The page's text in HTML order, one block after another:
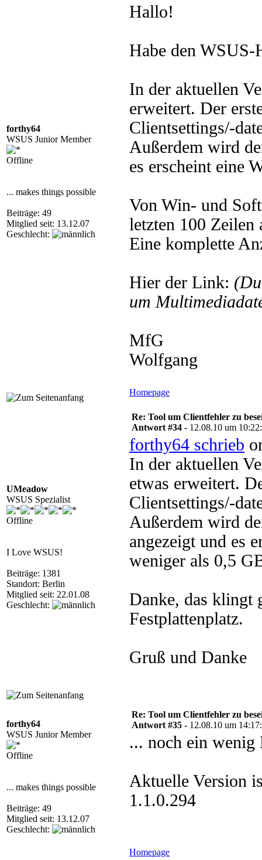
forthy64
WSUS Junior Member
Offline
... makes things possible
Beiträge: 49
Mitglied seit: 13.12.07
Geschlecht:
Hallo!
Habe den
In der aktuellen
erweitert. Der
Clientsettings/-
Außerdem wird
es erscheint eine
Von Win- und
letzten 100 Zeilen
Eine komplette
Hier der Link:
um
MfG
Wolfgang
Homepage
UMeadow
WSUS Spezialist
Offline
I Love WSUS!
Beiträge: 1381
Standort: Berlin
Mitglied seit: 22.01.08
Geschlecht:
Re: Tool um Clientfehler zu
Antwort #34 - 12.08.10 um
forthy64 schrieb
In der aktuellen
etwas erweitert.
Clientsettings/-
Außerdem wird
angezeigt und es
weniger als 0,5
Danke, das klingt
Festplattenplatz.
Gruß und Danke
forthy64
WSUS Junior Member
Offline
... makes things possible
Beiträge: 49
Mitglied seit: 13.12.07
Geschlecht:
Re: Tool um Clientfehler zu
Antwort #35 - 12.08.10 um
... noch ein
Aktuelle Version
1.1.0.294
Homepage